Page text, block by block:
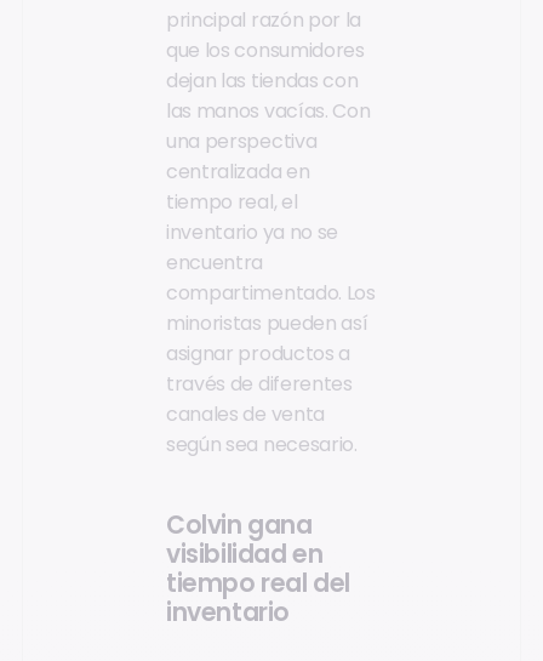
principal razón por la
que los consumidores
dejan las tiendas con
las manos vacías. Con
una perspectiva
centralizada en
tiempo real, el
inventario ya no se
encuentra
compartimentado. Los
minoristas pueden así
asignar productos a
través de diferentes
canales de venta
según sea necesario.
Colvin gana
visibilidad en
tiempo real del
inventario